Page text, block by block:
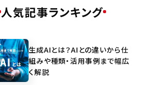
人気記事ランキング
生成AIとは？AIとの違いから仕
組みや種類・活用事例まで幅広
く解説